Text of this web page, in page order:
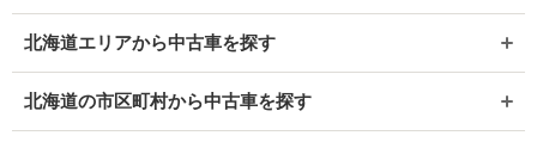
北海道エリアから中古車を探す
北海道の市区町村から中古車を探す